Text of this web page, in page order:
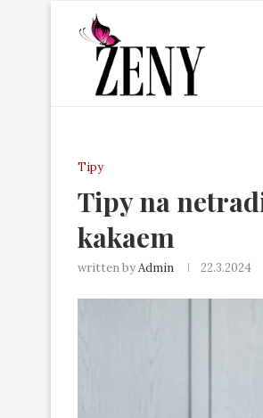
Tipy
Tipy na
kakaem
written byAdmin 22.3.2024